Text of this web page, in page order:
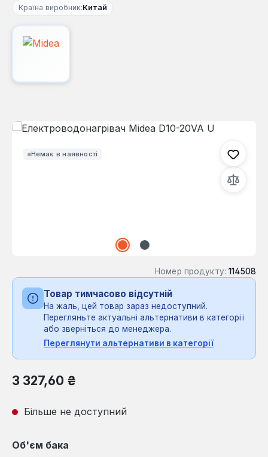
Країна виробник:Китай
Немає в наявності
Пропустити галерею зображень
Номер продукту: 114508
Товар тимчасово відсутній
На жаль, цей товар зараз недоступний.
Перегляньте актуальні альтернативи в категорії
або зверніться до менеджера.
Переглянути альтернативи в категорії
Звичайна ціна:
3 327,60 ₴
Більше не доступний
Виберіть
Об'єм бака